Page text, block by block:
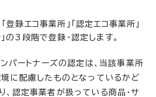
登録エコ事業所」「認定エコ事業所」
の3段階で登録・認定します。
パートナーズの認定は、当該事業所
に配慮したものとなっているかど
、認定事業者が扱っている商品・サ